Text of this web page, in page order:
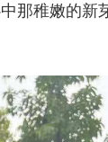
那稚嫩的新